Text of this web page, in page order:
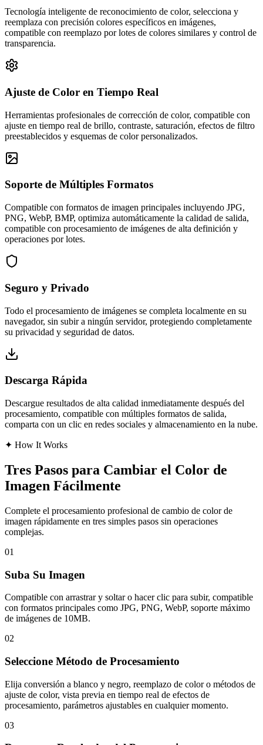
Tecnología inteligente de reconocimiento de color, selecciona y
reemplaza con precisión colores específicos en imágenes,
compatible con reemplazo por lotes de colores similares y control de
transparencia.
Ajuste de Color en Tiempo Real
Herramientas profesionales de corrección de color, compatible con
ajuste en tiempo real de brillo, contraste, saturación, efectos de filtro
preestablecidos y esquemas de color personalizados.
Soporte de Múltiples Formatos
Compatible con formatos de imagen principales incluyendo JPG,
PNG, WebP, BMP, optimiza automáticamente la calidad de salida,
compatible con procesamiento de imágenes de alta definición y
operaciones por lotes.
Seguro y Privado
Todo el procesamiento de imágenes se completa localmente en su
navegador, sin subir a ningún servidor, protegiendo completamente
su privacidad y seguridad de datos.
Descarga Rápida
Descargue resultados de alta calidad inmediatamente después del
procesamiento, compatible con múltiples formatos de salida,
comparta con un clic en redes sociales y almacenamiento en la nube.
✦ How It Works
Tres Pasos para Cambiar el Color de
Imagen Fácilmente
Complete el procesamiento profesional de cambio de color de
imagen rápidamente en tres simples pasos sin operaciones
complejas.
01
Suba Su Imagen
Compatible con arrastrar y soltar o hacer clic para subir, compatible
con formatos principales como JPG, PNG, WebP, soporte máximo
de imágenes de 10MB.
02
Seleccione Método de Procesamiento
Elija conversión a blanco y negro, reemplazo de color o métodos de
ajuste de color, vista previa en tiempo real de efectos de
procesamiento, parámetros ajustables en cualquier momento.
03